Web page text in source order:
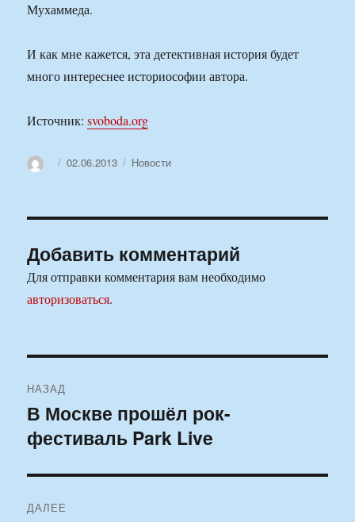
Мухаммеда.
И как мне кажется, эта детективная история будет
много интереснее историософии автора.
Источник:svoboda.org
АвторОпубликовано
02.06.2013 Рубрики
Новости
Добавить комментарий
Для отправки комментария вам необходимо
авторизоваться.
по
записям
НАЗАД
Предыдущая
запись:
В Москве прошёл рок-
фестиваль Park Live
ДАЛЕЕ